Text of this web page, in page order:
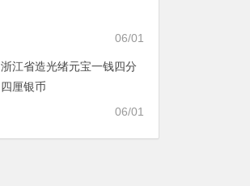
06/01
浙江省造光绪元宝一钱四分
四厘银币
06/01